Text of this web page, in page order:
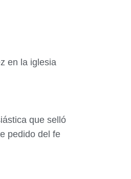
en la iglesia
que selló
pedido del fe